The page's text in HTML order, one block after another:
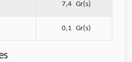
7,4 Gr(s)
0,1 Gr(s)